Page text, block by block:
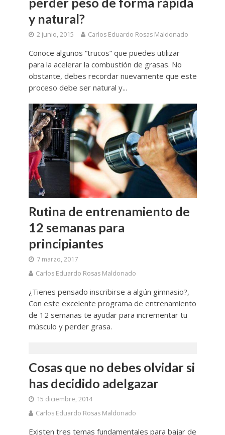
y natural?
2 junio, 2015 Carlos Eduardo Rosas Maldonado
Conoce algunos “trucos” que puedes utilizar
para la acelerar la combustión de grasas. No
obstante, debes recordar nuevamente que este
proceso debe ser natural y...
Rutina de entrenamiento de
12 semanas para
principiantes
7 marzo, 2017
Carlos Eduardo Rosas Maldonado
¿Tienes pensado inscribirse a algún gimnasio?,
Con este excelente programa de entrenamiento
de 12 semanas te ayudar para incrementar tu
músculo y perder grasa.
Cosas que no debes olvidar si
has decidido adelgazar
15 diciembre, 2014
Carlos Eduardo Rosas Maldonado
Existen tres temas fundamentales para bajar de